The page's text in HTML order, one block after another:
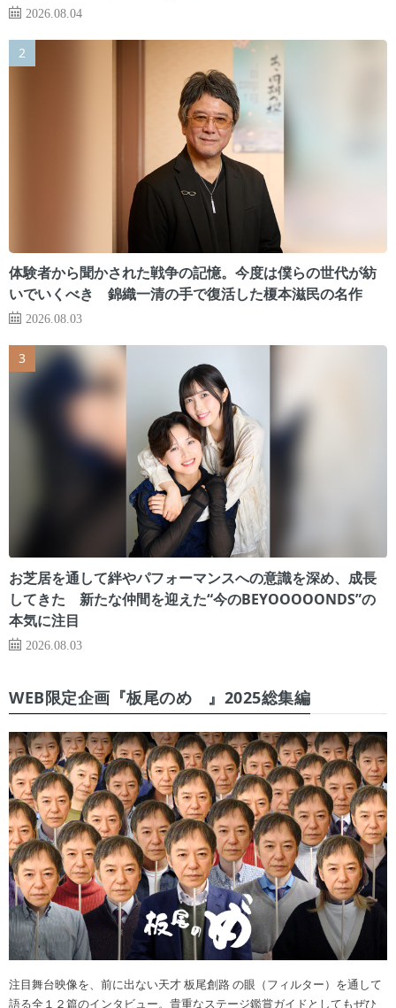
2026.08.04
体験者から聞かされた戦争の記憶。今度は僕らの世代が紡
いでいくべき 錦織一清の手で復活した榎本滋民の名作
2026.08.03
お芝居を通して絆やパフォーマンスへの意識を深め、成長
してきた 新たな仲間を迎えた“今のBEYOOOOONDS”の
本気に注目
2026.08.03
WEB限定企画『板尾のめ゙』2025総集編
注目舞台映像を、前に出ない天才 板尾創路 の眼（フィルター）を通して
語る全１２篇のインタビュー。貴重なステージ鑑賞ガイドとしてもぜひ